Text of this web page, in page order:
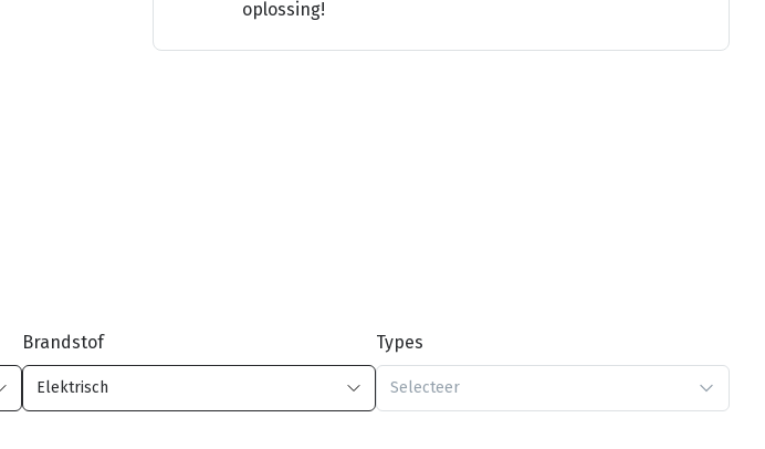
oplossing!
Brandstof Types
Selecteer